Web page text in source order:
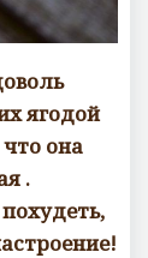
ягодой
она
.
!